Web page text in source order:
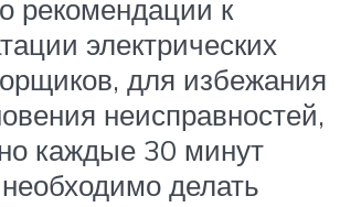
рекомендации к
электрических
для избежания
неисправностей,
каждые 30 минут
делать